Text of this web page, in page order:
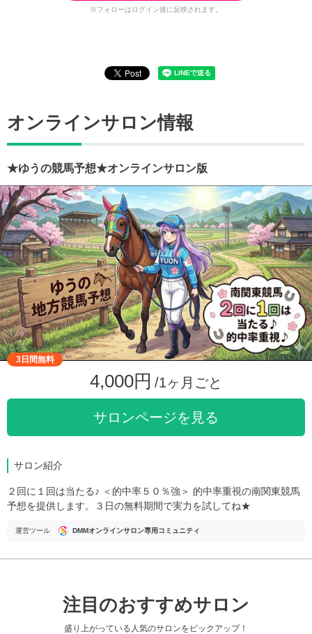
※フォローはログイン後に反映されます。
オンラインサロン情報
★ゆうの競馬予想★オンラインサロン版
3日間無料
4,000円 /1ヶ月ごと
サロンページを見る
サロン紹介
２回に１回は当たる♪ ＜的中率５０％強＞ 的中率重視の南関東競馬
予想を提供します。３日の無料期間で実力を試してね★
運営ツール DMMオンラインサロン専用コミュニティ
注目のおすすめサロン
盛り上がっている人気のサロンをピックアップ！